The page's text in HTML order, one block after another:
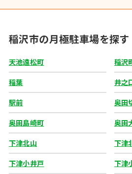
稲沢市の月極駐車場を探す
天池遠松町 稲沢
稲葉 井之
駅前 奥田
奥田島崎町 奥田
下津北山 下津
下津小井戸 下津